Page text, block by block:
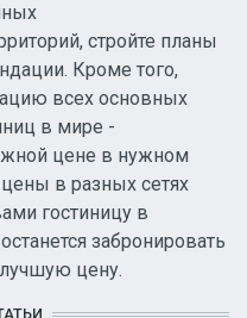
стройте планы
Кроме того,
всех основных
в мире -
цене в нужном
в разных сетях
гостиницу в
забронировать
цену.